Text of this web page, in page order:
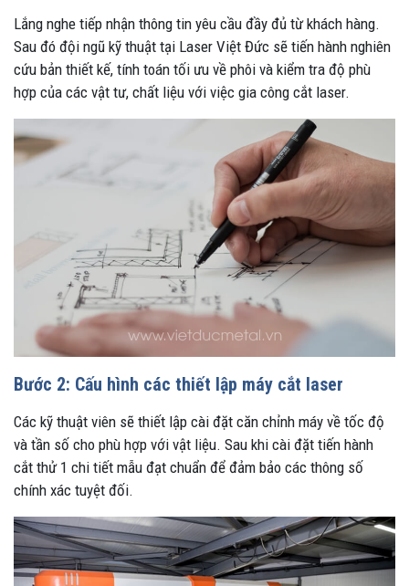
Lắng nghe tiếp nhận thông tin yêu cầu đầy đủ từ khách hàng.
Sau đó đội ngũ kỹ thuật tại Laser Việt Đức sẽ tiến hành nghiên
cứu bản thiết kế, tính toán tối ưu về phôi và kiểm tra độ phù
hợp của các vật tư, chất liệu với việc gia công cắt laser.
Bước 2: Cấu hình các thiết lập máy cắt laser
Các kỹ thuật viên sẽ thiết lập cài đặt căn chỉnh máy về tốc độ
và tần số cho phù hợp với vật liệu. Sau khi cài đặt tiến hành
cắt thử 1 chi tiết mẫu đạt chuẩn để đảm bảo các thông số
chính xác tuyệt đối.